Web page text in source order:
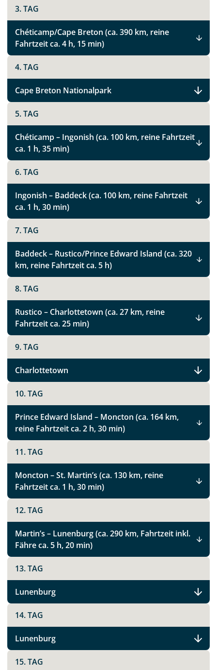
Teile diese Reise
3. TAG
Chéticamp/Cape Breton (ca. 390 km, reine
Fahrtzeit ca. 4 h, 15 min)
4. TAG
Cape Breton Nationalpark
5. TAG
Chéticamp – Ingonish (ca. 100 km, reine Fahrtzeit
ca. 1 h, 35 min)
6. TAG
Ingonish – Baddeck (ca. 100 km, reine Fahrtzeit
ca. 1 h, 30 min)
7. TAG
Baddeck – Rustico/Prince Edward Island (ca. 320
km, reine Fahrtzeit ca. 5 h)
8. TAG
Rustico – Charlottetown (ca. 27 km, reine
Fahrtzeit ca. 25 min)
9. TAG
Charlottetown
10. TAG
Prince Edward Island – Moncton (ca. 164 km,
reine Fahrtzeit ca. 2 h, 30 min)
11. TAG
Moncton – St. Martin’s (ca. 130 km, reine
Fahrtzeit ca. 1 h, 30 min)
12. TAG
Martin’s – Lunenburg (ca. 290 km, Fahrtzeit inkl.
Fähre ca. 5 h, 20 min)
13. TAG
Lunenburg
14. TAG
Lunenburg
15. TAG